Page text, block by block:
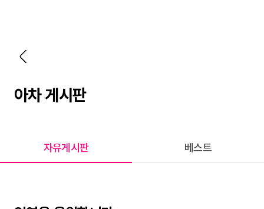
아차 게시판
자유게시판 베스트